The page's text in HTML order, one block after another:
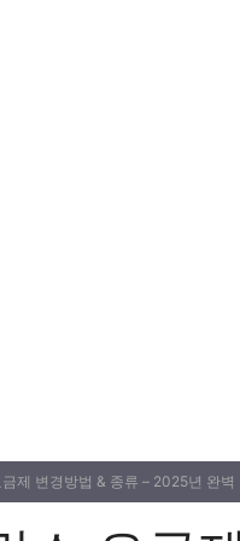
제 변경방법 & 종류 – 2025년 완벽